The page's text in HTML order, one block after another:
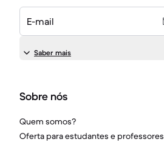
E-mail
Saber mais
Sobre nós
Quem somos?
Oferta para estudantes e professores